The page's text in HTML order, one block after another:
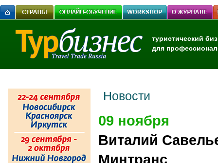
туристический
для
Новости
09 ноября
Виталий
Минтранс